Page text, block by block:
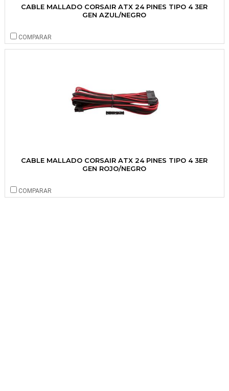
CABLE MALLADO CORSAIR ATX 24 PINES TIPO 4 3ER
GEN AZUL/NEGRO
COMPARAR
CABLE MALLADO CORSAIR ATX 24 PINES TIPO 4 3ER
GEN ROJO/NEGRO
COMPARAR